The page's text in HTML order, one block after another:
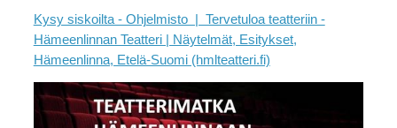
Kysy siskoilta - Ohjelmisto | Tervetuloa teatteriin -
Hämeenlinnan Teatteri | Näytelmät, Esitykset,
Hämeenlinna, Etelä-Suomi (hmlteatteri.fi)